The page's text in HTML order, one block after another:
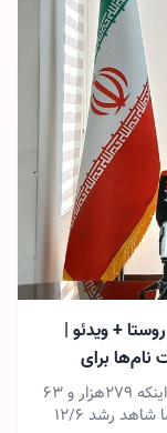
روستا + ویدئو |
برای
علی زینی‌وند رئیس ستاد انتخابات کشور با بیان اینکه ۲۷۹هزار و ۶۳
نفر در انتخابات روستاها ثبت نام کردند، گفت: ما شاهد رشد ۱۲/۶